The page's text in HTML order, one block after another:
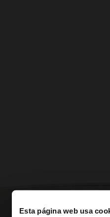
Esta página web usa